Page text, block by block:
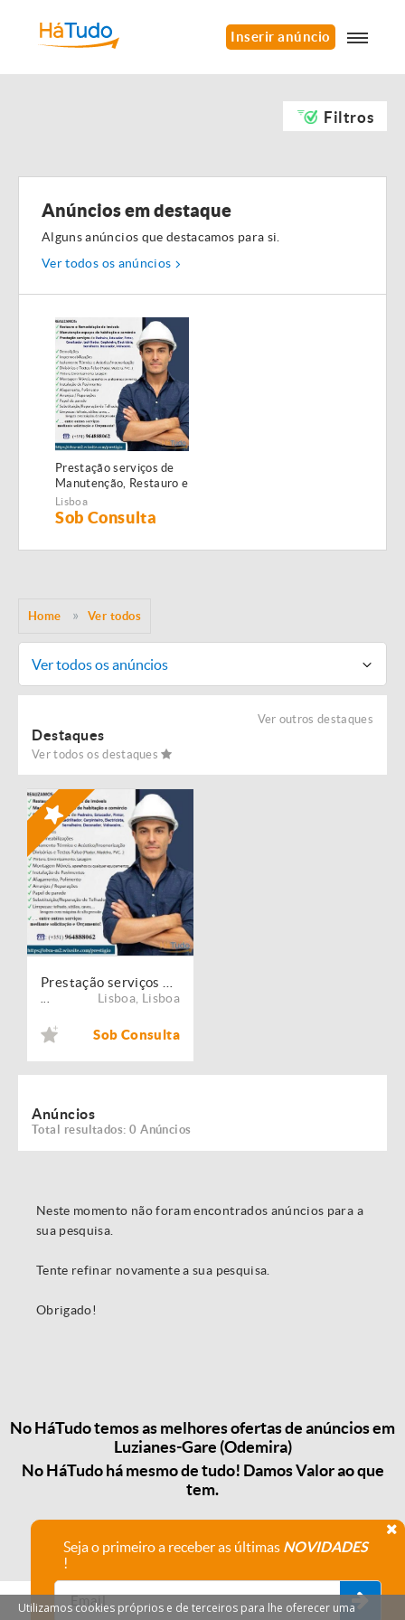
Inserir anúncio
Filtros
Anúncios em destaque
Alguns anúncios que destacamos para si.
Ver todos os anúncios
Prestação serviços de
Manutenção, Restauro e
Remodelação de
imóveis!
Lisboa
Sob Consulta
Home Ver todos
Ver todos os anúncios
Ver outros destaques
Destaques
Ver todos os destaques
Lisboa Lisboa
Sob Consulta
Anúncios
Total resultados: 0 Anúncios
Neste momento não foram encontrados anúncios para a
sua pesquisa.
Tente refinar novamente a sua pesquisa.
Obrigado!
No HáTudo temos as melhores ofertas de anúncios em
Luzianes-Gare (Odemira)
No HáTudo há mesmo de tudo! Damos Valor ao que
tem.
Seja o primeiro a receber as últimas NOVIDADES
!
Utilizamos cookies próprios e de terceiros para lhe oferecer uma